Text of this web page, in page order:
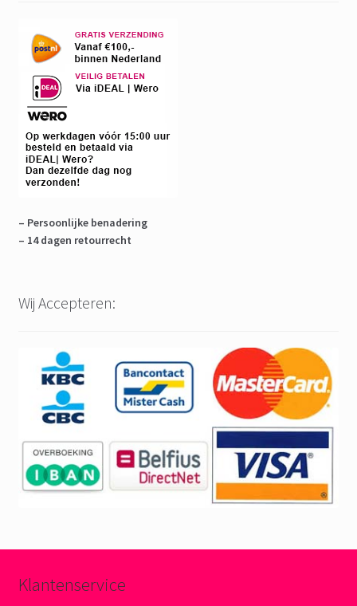
– Persoonlijke benadering
– 14 dagen retourrecht
Wij Accepteren:
Klantenservice